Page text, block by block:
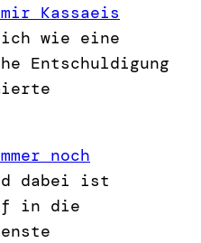
Kassaeis
wie eine
Entschuldigung
noch
dabei ist
in die